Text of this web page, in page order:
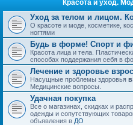
Красота и уход.
Уход за телом и лицом.
О красоте и моде, косметике,
ногтями
Будь в форме! Спорт и
Красота лица и тела.
способах поддержания себя в
Лечение и здоровье
Насущные проблемы здоровья
Медицинские вопросы.
Удачная покупка
Все о магазинах, скидках и
одежды и сопутствующих
объявления в ДО